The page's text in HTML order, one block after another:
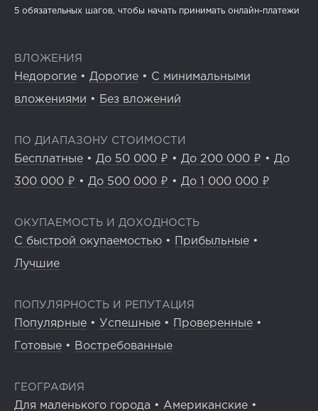
5 обязательных шагов, чтобы начать принимать онлайн-платежи
ВЛОЖЕНИЯ
Недорогие • Дорогие • С минимальными
вложениями • Без вложений
ПО ДИАПАЗОНУ СТОИМОСТИ
Бесплатные • До 50 000 ₽ • До 200 000 ₽ • До
300 000 ₽ • До 500 000 ₽ • До 1 000 000 ₽
ОКУПАЕМОСТЬ И ДОХОДНОСТЬ
С быстрой окупаемостью • Прибыльные •
Лучшие
ПОПУЛЯРНОСТЬ И РЕПУТАЦИЯ
Популярные • Успешные • Проверенные •
Готовые • Востребованные
ГЕОГРАФИЯ
Для маленького города • Американские •